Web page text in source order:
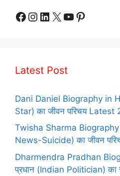
Facebook
Instagram
LinkedIn
X YouTube
Pinterest
Latest Post
Dani Daniel Biography in
Star) का जीवन परिचय Latest
Twisha Sharma Biography
News-Suicide) का जीवन
Dharmendra Pradhan
प्रधान (Indian Politician) का